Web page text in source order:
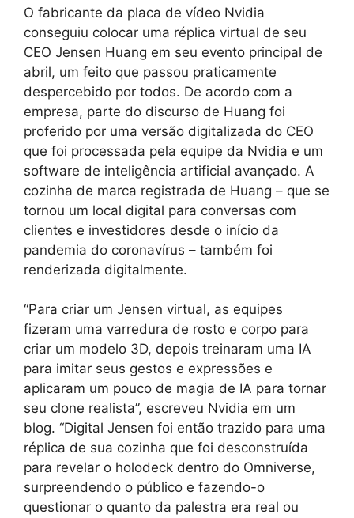
O fabricante da placa de vídeo Nvidia
conseguiu colocar uma réplica virtual de seu
CEO Jensen Huang em seu evento principal de
abril, um feito que passou praticamente
despercebido por todos. De acordo com a
empresa, parte do discurso de Huang foi
proferido por uma versão digitalizada do CEO
que foi processada pela equipe da Nvidia e um
software de inteligência artificial avançado. A
cozinha de marca registrada de Huang – que se
tornou um local digital para conversas com
clientes e investidores desde o início da
pandemia do coronavírus – também foi
renderizada digitalmente.
“Para criar um Jensen virtual, as equipes
fizeram uma varredura de rosto e corpo para
criar um modelo 3D, depois treinaram uma IA
para imitar seus gestos e expressões e
aplicaram um pouco de magia de IA para tornar
seu clone realista”, escreveu Nvidia em um
blog. “Digital Jensen foi então trazido para uma
réplica de sua cozinha que foi desconstruída
para revelar o holodeck dentro do Omniverse,
surpreendendo o público e fazendo-o
questionar o quanto da palestra era real ou